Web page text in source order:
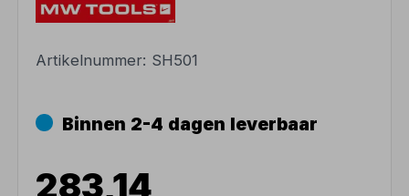
Artikelnummer: SH501
Binnen 2-4 dagen leverbaar
283,14